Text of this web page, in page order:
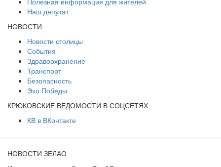
Наш депутат
НОВОСТИ
Новости столицы
События
Здравоохранение
Транспорт
Безопасность
Эхо Победы
КРЮКОВСКИЕ ВЕДОМОСТИ В СОЦСЕТЯХ
КВ в ВКонтакте
НОВОСТИ ЗЕЛАО